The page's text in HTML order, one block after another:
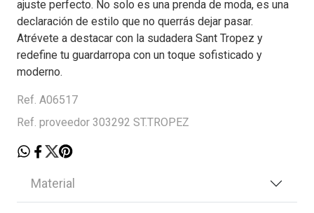
ajuste perfecto. No solo es una prenda de moda, es una
declaración de estilo que no querrás dejar pasar.
Atrévete a destacar con la sudadera Sant Tropez y
redefine tu guardarropa con un toque sofisticado y
moderno.
Ref. A06517
Ref. proveedor 303292 ST.TROPEZ
Material